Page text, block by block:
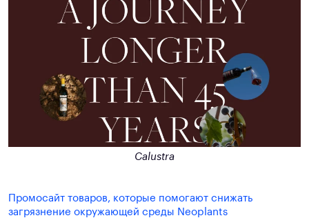
Calustra
Промосайт товаров, которые помогают снижать
загрязнение окружающей среды Neoplants